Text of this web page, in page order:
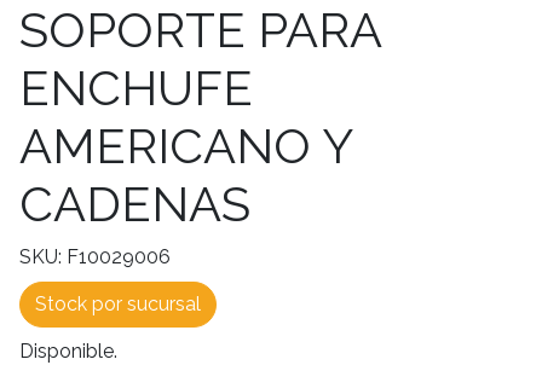
SOPORTE PARA
ENCHUFE
AMERICANO Y
CADENAS
SKU: F10029006
Stock por sucursal
Disponible.